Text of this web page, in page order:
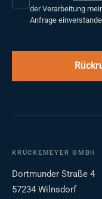
der Verarbeitung
Anfrage
KRÜCKEMEYER GMBH
Dortmunder Straße 4
57234 Wilnsdorf